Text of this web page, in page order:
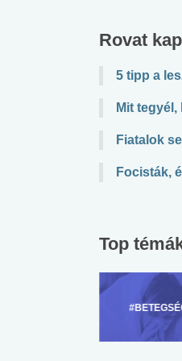
Rovat
5 tipp a
Mit
Fiatalok
Focisták,
Top